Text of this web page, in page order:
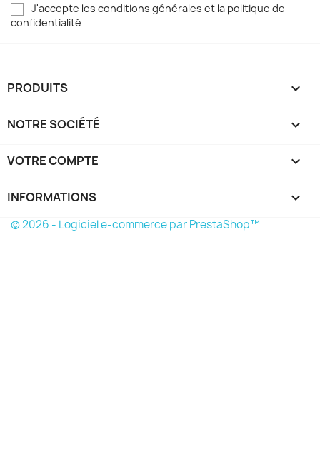
J'accepte les conditions générales et la politique de
confidentialité
PRODUITS 
NOTRE SOCIÉTÉ 
VOTRE COMPTE 
INFORMATIONS keyboard_arrow_down
© 2026 - Logiciel e-commerce par PrestaShop™